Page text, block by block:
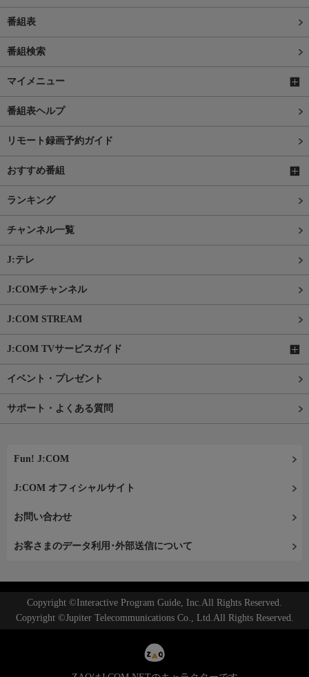
番組表
番組検索
マイメニュー
番組表ヘルプ
リモート録画予約ガイド
おすすめ番組
ランキング
チャンネル一覧
J:テレ
J:COMチャンネル
J:COM STREAM
J:COM TVサービスガイド
イベント・プレゼント
サポート・よくある質問
Fun! J:COM
J:COM オフィシャルサイト
お問い合わせ
お客さまのデータ利用･外部送信について
Copyright ©Interactive Program Guide, Inc.All Rights Reserved.
Copyright ©Jupiter Telecommunications Co., Ltd.All Rights Reserved.